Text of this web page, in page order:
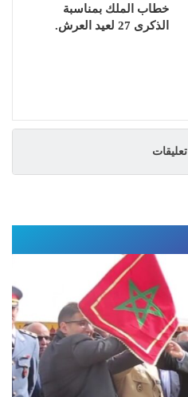
خطاب الملك بمناسبة
الذكرى 27 لعيد العرش.
تعليقات